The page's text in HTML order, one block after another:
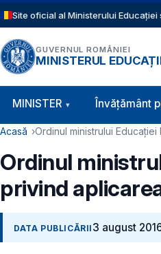
Sari la conținutul principal
Site oficial al Ministerului
GUVERNUL ROMÂNIEI
MINISTERUL
Navigație principală
MINISTER Învăţământ
Cale de navigare
Acasă Ordinul ministrului
Ordinul
privind
DATA PUBLICĂRII 3 august